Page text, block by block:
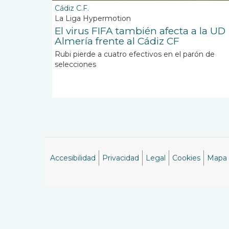
Cádiz C.F.
La Liga Hypermotion
El virus FIFA también afecta a la UD
Almería frente al Cádiz CF
Rubi pierde a cuatro efectivos en el parón de
selecciones
Accesibilidad Privacidad Legal Cookies